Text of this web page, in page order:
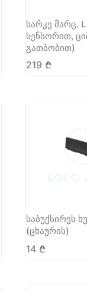
სარკე მარც.
სენსორით,
გათბობით)
219 ₾
საბუქსირეს
(ცხაურის)
14 ₾